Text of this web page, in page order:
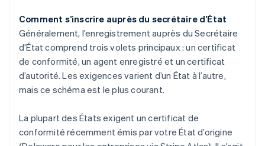
Comment s’inscrire auprès du secrétaire d’État
Généralement, l’enregistrement auprès du Secrétaire
d’État comprend trois volets principaux : un certificat
de conformité, un agent enregistré et un certificat
d’autorité. Les exigences varient d’un État à l’autre,
mais ce schéma est le plus courant.
La plupart des États exigent un certificat de
conformité récemment émis par votre État d’origine